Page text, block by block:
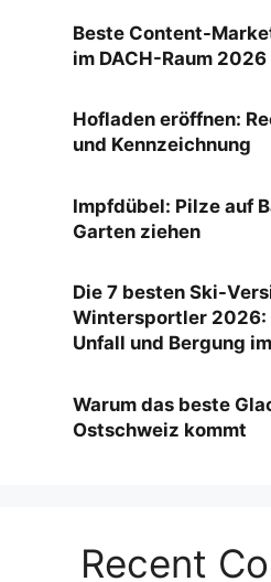
Beste Content-
im DACH-Raum 2026
Hofladen eröffnen:
und Kennzeichnung
Impfdübel: Pilze auf
Garten ziehen
Die 7 besten Ski-
Wintersportler
Unfall und Bergung
Warum das beste
Ostschweiz kommt
Recent